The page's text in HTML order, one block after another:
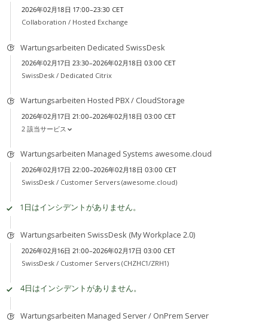
2026年02月18日 17:00–23:30 CET
Collaboration / Hosted Exchange
Wartungsarbeiten Dedicated SwissDesk
2026年02月17日 23:30–2026年02月18日 03:00 CET
SwissDesk / Dedicated Citrix
Wartungsarbeiten Hosted PBX / CloudStorage
2026年02月17日 21:00–2026年02月18日 03:00 CET
2 該当サービス
Wartungsarbeiten Managed Systems awesome.cloud
2026年02月17日 22:00–2026年02月18日 03:00 CET
SwissDesk / Customer Servers (awesome.cloud)
1日はインシデントがありません。
Wartungsarbeiten SwissDesk (My Workplace 2.0)
2026年02月16日 21:00–2026年02月17日 03:00 CET
SwissDesk / Customer Servers (CHZHC1/ZRH1)
4日はインシデントがありません。
Wartungsarbeiten Managed Server / OnPrem Server